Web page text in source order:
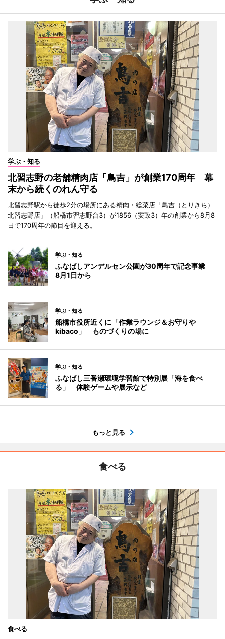
学ぶ・知る
北習志野の老舗精肉店「鳥吉」が創業170周年 幕
末から続くのれん守る
北習志野駅から徒歩2分の場所にある精肉・総菜店「鳥吉（とりきち）
北習志野店」（船橋市習志野台3）が1856（安政3）年の創業から8月8
日で170周年の節目を迎える。
学ぶ・知る
ふなばしアンデルセン公園が30周年で記念事業
8月1日から
学ぶ・知る
船橋市役所近くに「作業ラウンジ＆お守りや
kibaco」 ものづくりの場に
学ぶ・知る
ふなばし三番瀬環境学習館で特別展「海を食べ
る」 体験ゲームや展示など
もっと見る
食べる
食べる